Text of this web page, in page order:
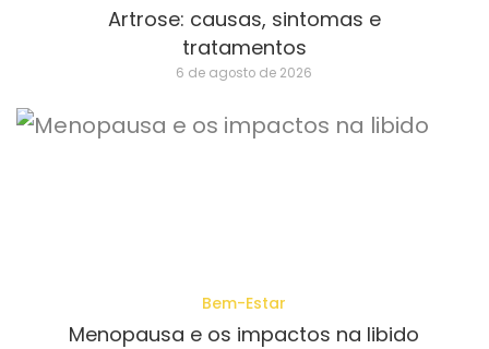
Artrose: causas, sintomas e
tratamentos
6 de agosto de 2026
Bem-Estar
Menopausa e os impactos na libido